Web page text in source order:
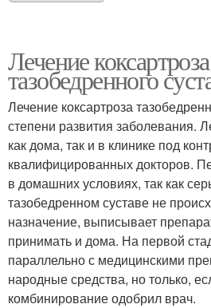
Лечение коксартроза
тазобедренного
Лечение коксартроза
степени развития заболевания.
как дома, так и в клинике под
квалифицированных докторов.
в домашних условиях, так как
тазобедренном суставе не
назначение, выписывает
принимать и дома. На первой
параллельно с медицинскими
народные средства, но только,
комбинирование одобрил врач.